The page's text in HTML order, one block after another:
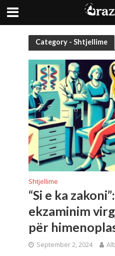
Category - Shtjellime
Shtjellime
“Si e ka
ekzaminim
për
September 2, 2024